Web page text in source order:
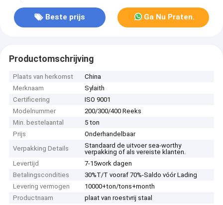
Beste prijs Ga Nu Praten.
Productomschrijving
Plaats van herkomst
China
Merknaam
Sylaith
Certificering
ISO 9001
Modelnummer
200/300/400 Reeks
Min. bestelaantal
5 ton
Prijs
Onderhandelbaar
Verpakking Details
Standaard de uitvoer sea-worthy
verpakking of als vereiste klanten.
Levertijd
7-15work dagen
Betalingscondities
30%T/T vooraf 70%-Saldo vóór Lading
Levering vermogen
10000+ton/tons+month
Productnaam
plaat van roestvrij staal